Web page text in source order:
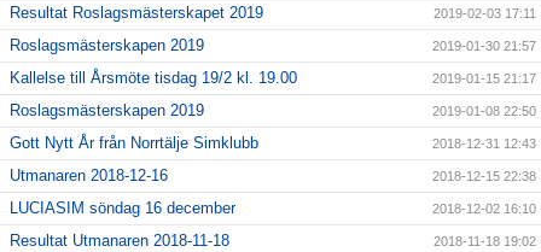
Resultat Roslagsmästerskapet 2019 2019-02-03 17:11
Roslagsmästerskapen 2019 2019-01-30 21:57
Kallelse till Årsmöte tisdag 19/2 kl. 19.00 2019-01-15 21:17
Roslagsmästerskapen 2019 2019-01-08 22:50
Gott Nytt År från Norrtälje Simklubb 2018-12-31 12:43
Utmanaren 2018-12-16 2018-12-15 22:38
LUCIASIM söndag 16 december 2018-12-02 16:10
Resultat Utmanaren 2018-11-18 2018-11-18 19:02